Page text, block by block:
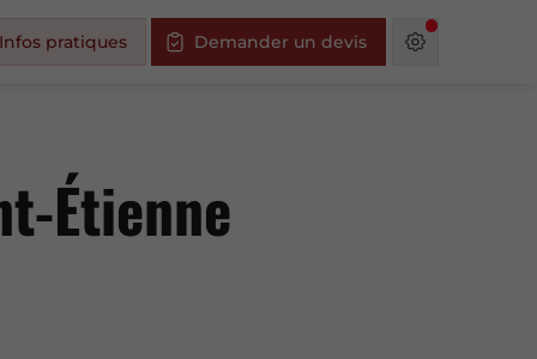
Infos pratiques Demander un devis
Étienne